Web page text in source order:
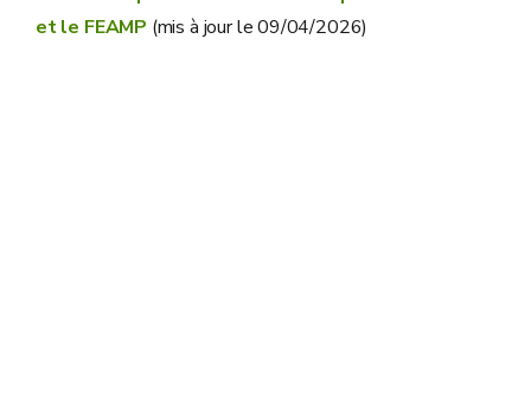
et le FEAMP (mis à jour le 09/04/2026)